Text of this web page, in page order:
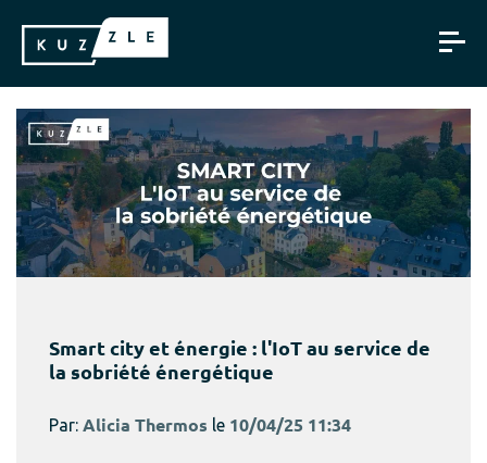
Smart city et énergie : l'IoT au service de
la sobriété énergétique
Par: Alicia Thermos le 10/04/25 11:34